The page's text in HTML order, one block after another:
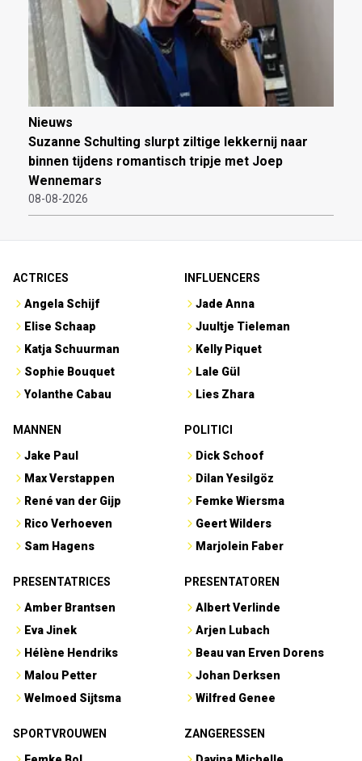
Nieuws
Suzanne Schulting slurpt ziltige lekkernij naar
binnen tijdens romantisch tripje met Joep
Wennemars
08-08-2026
ACTRICES
Angela Schijf
Elise Schaap
Katja Schuurman
Sophie Bouquet
Yolanthe Cabau
INFLUENCERS
Jade Anna
Juultje Tieleman
Kelly Piquet
Lale Gül
Lies Zhara
MANNEN
Jake Paul
Max Verstappen
René van der Gijp
Rico Verhoeven
Sam Hagens
POLITICI
Dick Schoof
Dilan Yesilgöz
Femke Wiersma
Geert Wilders
Marjolein Faber
PRESENTATRICES
Amber Brantsen
Eva Jinek
Hélène Hendriks
Malou Petter
Welmoed Sijtsma
PRESENTATOREN
Albert Verlinde
Arjen Lubach
Beau van Erven Dorens
Johan Derksen
Wilfred Genee
SPORTVROUWEN
ZANGERESSEN